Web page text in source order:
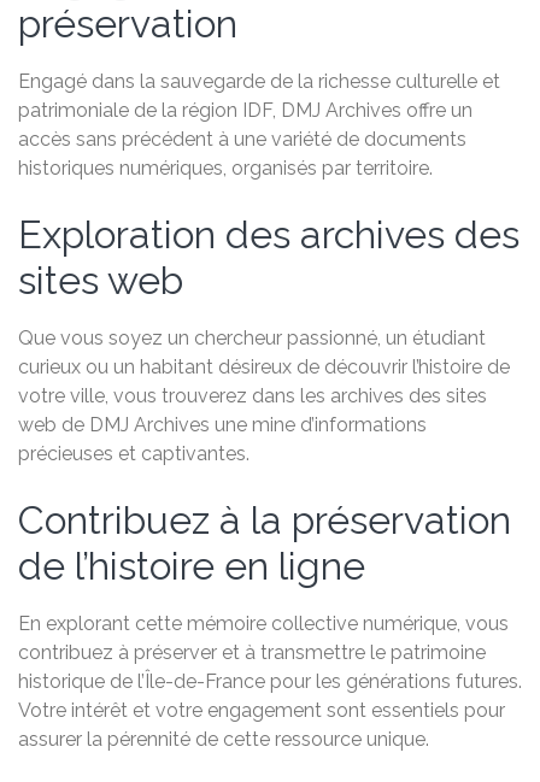
préservation
Engagé dans la sauvegarde de la richesse culturelle et
patrimoniale de la région IDF, DMJ Archives offre un
accès sans précédent à une variété de documents
historiques numériques, organisés par territoire.
Exploration des archives des
sites web
Que vous soyez un chercheur passionné, un étudiant
curieux ou un habitant désireux de découvrir l’histoire de
votre ville, vous trouverez dans les archives des sites
web de DMJ Archives une mine d’informations
précieuses et captivantes.
Contribuez à la préservation
de l’histoire en ligne
En explorant cette mémoire collective numérique, vous
contribuez à préserver et à transmettre le patrimoine
historique de l’Île-de-France pour les générations futures.
Votre intérêt et votre engagement sont essentiels pour
assurer la pérennité de cette ressource unique.